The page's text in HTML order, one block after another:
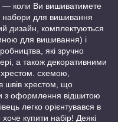
— коли Ви вишиватимете
набори для вишивання
дизайн, комплектуються
для вишивання) і
які зручно
а також декоративними
схемою,
швів хрестом, що
з оформлення відшитою
легко орієнтувався в
купити набір! Деякі